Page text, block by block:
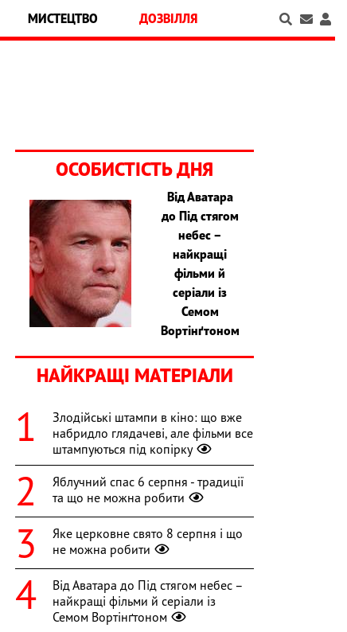
МИСТЕЦТВО ДОЗВІЛЛЯ
ОСОБИСТІСТЬ ДНЯ
Від Аватара
до Під стягом
небес –
найкращі
фільми й
серіали із
Семом
Вортінґтоном
НАЙКРАЩІ МАТЕРІАЛИ
Злодійські штампи в кіно: що вже
набридло глядачеві, але фільми все
штампуються під копірку
Яблучний спас 6 серпня - традиції
та що не можна робити
Яке церковне свято 8 серпня і що
не можна робити
Від Аватара до Під стягом небес –
найкращі фільми й серіали із
Семом Вортінґтоном